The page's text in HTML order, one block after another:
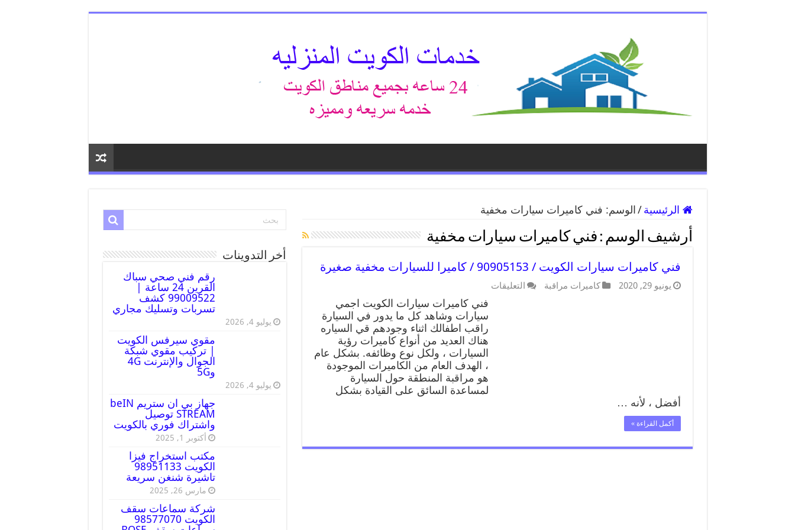
الرئيسية / الوسم: فني كاميرات سيارات مخفية
أرشيف الوسم : فني كاميرات سيارات مخفية
فني كاميرات سيارات الكويت / 90905153 / كاميرا للسيارات مخفية صغيرة
يونيو 29, 2020 كاميرات مراقبة التعليقات
فني كاميرات سيارات الكويت اجمي
سيارات وشاهد كل ما يدور في السيارة
راقب اطفالك اثناء وجودهم قي السياره
هناك العديد من أنواع كاميرات رؤية
السيارات ، ولكل نوع وظائفه. بشكل عام
، الهدف العام من الكاميرات الموجودة
هو مراقبة المنطقة حول السيارة
لمساعدة السائق على القيادة بشكل
أفضل ، لأنه …
أكمل القراءة »
أخر التدوينات
رقم فني صحي سباك
القرين 24 ساعة |
99009522 كشف
تسربات وتسليك مجاري
يوليو 4, 2026
مقوي سيرفس الكويت
| تركيب مقوي شبكة
الجوال والإنترنت 4G
و5G
يوليو 4, 2026
جهاز بي ان ستريم beIN
STREAM توصيل
واشتراك فوري بالكويت
أكتوبر 1, 2025
مكتب استخراج فيزا
الكويت 98951133
تاشيرة شنغن سريعة
مارس 26, 2025
شركة سماعات سقف
الكويت 98577070